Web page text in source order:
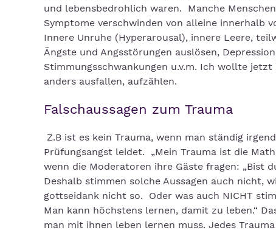
und lebensbedrohlich waren. Manche
Symptome verschwinden von alleine innerhalb
Innere Unruhe (Hyperarousal), innere Leere,
Ängste und Angsstörungen auslösen,
Stimmungsschwankungen u.v.m. Ich wollte
anders ausfallen, aufzählen.
Falschaussagen zum Trauma
Z.B ist es kein Trauma, wenn man ständig
Prüfungsangst leidet. „Mein Trauma ist die
wenn die Moderatoren ihre Gäste fragen: „Bist
Deshalb stimmen solche Aussagen auch nicht,
gottseidank nicht so. Oder was auch NICHT
Man kann höchstens lernen, damit zu leben.“
man mit ihnen leben lernen muss. Jedes